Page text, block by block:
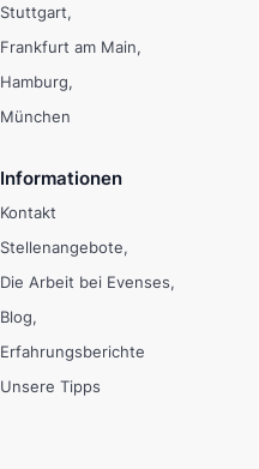
Stuttgart
Frankfurt am Main
Hamburg
München
Informationen
Kontakt
Stellenangebote
Die Arbeit bei Evenses
Blog
Erfahrungsberichte
Unsere Tipps